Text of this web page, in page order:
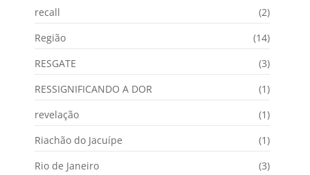
recall
(2)
Região
(14)
RESGATE
(3)
RESSIGNIFICANDO A DOR
(1)
revelação
(1)
Riachão do Jacuípe
(1)
Rio de Janeiro
(3)